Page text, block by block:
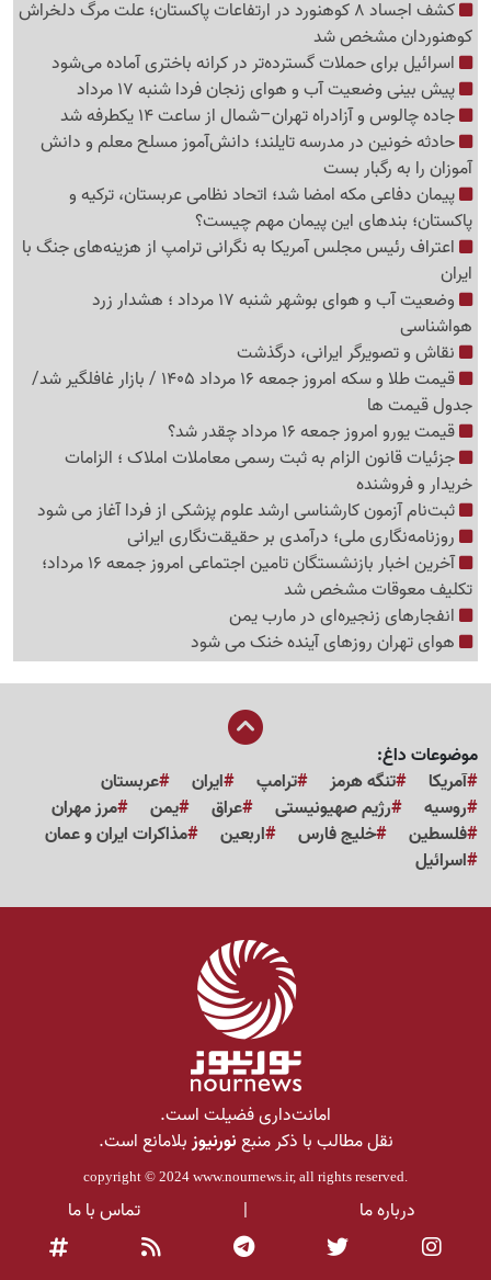
کشف اجساد 8 کوهنورد در ارتفاعات پاکستان؛ علت مرگ دلخراش
کوهنوردان مشخص شد
اسرائیل برای حملات گسترده‌تر در کرانه باختری آماده می‌شود
پیش بینی وضعیت آب و هوای زنجان فردا شنبه 17 مرداد
جاده چالوس و آزادراه تهران–شمال از ساعت 14 یکطرفه شد
حادثه خونین در مدرسه تایلند؛ دانش‌آموز مسلح معلم و دانش
آموزان را به رگبار بست
پیمان دفاعی مکه امضا شد؛ اتحاد نظامی عربستان، ترکیه و
پاکستان؛ بندهای این پیمان مهم چیست؟
اعتراف رئیس مجلس آمریکا به نگرانی ترامپ از هزینه‌های جنگ با
ایران
وضعیت آب و هوای بوشهر شنبه 17 مرداد ؛ هشدار زرد
هواشناسی
نقاش و تصویرگر ایرانی، درگذشت
قیمت طلا و سکه امروز جمعه 16 مرداد 1405 / بازار غافلگیر شد/
جدول قیمت ها
قیمت یورو امروز جمعه 16 مرداد چقدر شد؟
جزئیات قانون الزام به ثبت رسمی معاملات املاک ؛ الزامات
خریدار و فروشنده
ثبت‌نام‌ آزمون کارشناسی ارشد علوم پزشکی از فردا آغاز می شود
روزنامه‌نگاری ملی؛ درآمدی بر حقیقت‌نگاری ایرانی
آخرین اخبار بازنشستگان تامین اجتماعی امروز جمعه 16 مرداد؛
تکلیف معوقات مشخص شد
انفجارهای زنجیره‌ای در مارب یمن
هوای تهران روزهای آینده خنک می شود
موضوعات داغ:
آمریکا
تنگه هرمز ترامپ ایران
عربستان
روسیه
رژیم صهیونیستی عراق یمن
مرز مهران
فلسطین
خلیج فارس اربعین
مذاکرات ایران و عمان
اسرائیل
امانت‌داری فضیلت است.
نقل مطالب با ذکر منبعنورنیوزبلامانع است.
copyright © 2024 www.nournews.ir, all rights reserved.
درباره ما | تماس با ما